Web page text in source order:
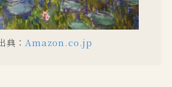
典： Amazon.co.jp